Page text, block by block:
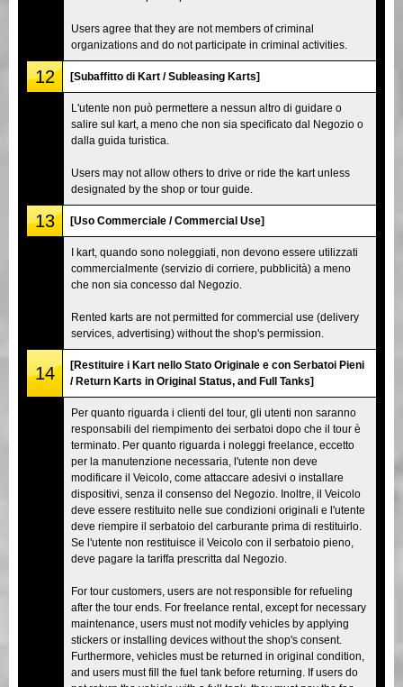
Users agree that they are not members of criminal
organizations and do not participate in criminal activities.
12 [Subaffitto di Kart / Subleasing Karts]
L'utente non può permettere a nessun altro di guidare o
salire sul kart, a meno che non sia specificato dal Negozio o
dalla guida turistica.
Users may not allow others to drive or ride the kart unless
designated by the shop or tour guide.
13 [Uso Commerciale / Commercial Use]
I kart, quando sono noleggiati, non devono essere utilizzati
commercialmente (servizio di corriere, pubblicità) a meno
che non sia concesso dal Negozio.
Rented karts are not permitted for commercial use (delivery
services, advertising) without the shop's permission.
14
[Restituire i Kart nello Stato Originale e con Serbatoi Pieni
/ Return Karts in Original Status, and Full Tanks]
Per quanto riguarda i clienti del tour, gli utenti non saranno
responsabili del riempimento dei serbatoi dopo che il tour è
terminato. Per quanto riguarda i noleggi freelance, eccetto
per la manutenzione necessaria, l'utente non deve
modificare il Veicolo, come attaccare adesivi o installare
dispositivi, senza il consenso del Negozio. Inoltre, il Veicolo
deve essere restituito nelle sue condizioni originali e l'utente
deve riempire il serbatoio del carburante prima di restituirlo.
Se l'utente non restituisce il Veicolo con il serbatoio pieno,
deve pagare la tariffa prescritta dal Negozio.
For tour customers, users are not responsible for refueling
after the tour ends. For freelance rental, except for necessary
maintenance, users must not modify vehicles by applying
stickers or installing devices without the shop's consent.
Furthermore, vehicles must be returned in original condition,
and users must fill the fuel tank before returning. If users do